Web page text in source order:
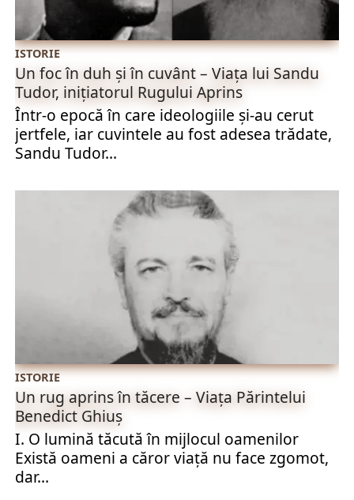
ISTORIE
Un foc în duh și în cuvânt – Viața lui Sandu
Tudor, inițiatorul Rugului Aprins
Într-o epocă în care ideologiile și-au cerut
jertfele, iar cuvintele au fost adesea trădate,
Sandu Tudor...
ISTORIE
Un rug aprins în tăcere – Viața Părintelui
Benedict Ghiuș
I. O lumină tăcută în mijlocul oamenilor
Există oameni a căror viață nu face zgomot,
dar...